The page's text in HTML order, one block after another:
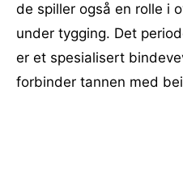
de spiller også en rolle i
under tygging. Det
er et spesialisert
forbinder tannen med